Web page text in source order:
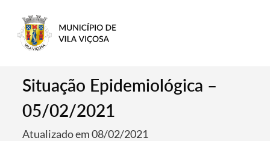
Situação Epidemiológica –
05/02/2021
Atualizado em 08/02/2021